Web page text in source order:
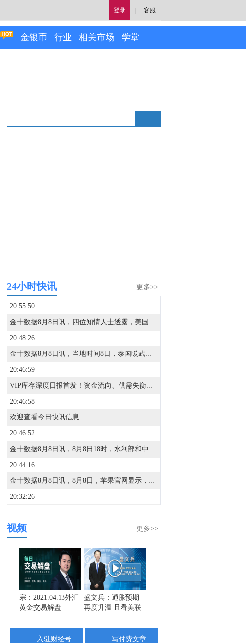
登录 客服
金银币 行业 相关市场 学堂
更多>>
24小时快讯
20:55:50
金十数据8月8日讯，四位知情人士透露，美国众议院民主党人正在为可能重新掌权做准备，他们正在制定一项广泛的调查策略，目标是瞄准特朗普周围的企业和金融机构，而不是立即试图弹劾他。消息人士称，众议院资深民主党人和委员会助手已讨论过通过听证会、传票和文件索取要求，从与特朗普政治和商业圈子相关的实体获取记录。他们认为，调查私营公司和外部金融参与者，将比直接对抗可能会抵制监督的白宫更有成效。参与规划的民主党人设想在11月中期选举后，利用众议院的调查权来审查政府的决策过程，并调查特朗普是否利用职权为自己、盟友或捐助者谋利。
20:48:26
金十数据8月8日讯，当地时间8日，泰国暖武里府校园枪击案事发学校在社交媒体发文，悼念一名在枪击事件中中枪身亡的该校女学生。根据统计，暖武里府校园枪击案死亡人数升至9人。当地时间7日上午，泰国首都曼谷以北的暖武里府一所中学发生枪击事件。据泰国警方消息，这名枪手先是在家枪杀了自己的祖父母，之后到校园行凶。警方称枪手饮弹自尽前开了26枪，随身的包里还有更多子弹。（央视新闻）
20:46:59
VIP库存深度日报首发！资金流向、供需失衡一眼看透，VIP限时95折，解锁40+项权益>>
20:46:58
欢迎查看今日快讯信息
20:46:52
金十数据8月8日讯，8月8日18时，水利部和中国气象局联合对浙江省23个连片县（市、区）发布红色山洪灾害气象预警，根据《水利部水旱灾害防御应急响应工作规程》，水利部于8月8日20时将针对浙江省洪水防御Ⅳ级应急响应提升至Ⅲ级，督促指导地方水利部门密切监视雨情水情发展变化，强化监测预报预警，滚动会商分析研判，夯实人员转移避险“谁组织、转移谁、何时转、转何处、不擅返”五个关键环节责任和措施，聚焦涉水旅游景区、养老机构、休闲度假场所、农家乐、施工营地、易受洪水冲击的交通道路等关键区域，落实人员转移避险方案，全力确保人民群众生命安全。目前，水利部派出的工作组正在浙江省台风暴雨洪水防御一线协助指导。（央视新闻）
20:44:16
金十数据8月8日讯，8月8日，苹果官网显示，Apple智能可配合阿里巴巴千问模型工作。阿里千问将作为AI能力集成至Apple智能，为iOS、iPadOS、macOS和visionOS的中国用户带来智能体验。用户无需在应用间切换，即可在Apple设备上直接体验千问的文本与图像理解、内容生成等能力。同日，网信办发布7款提供手机端侧生成式人工智能服务备案信息，其中包括苹果智能、华为小艺大模型、OPPOAndesGPT大模型等。（21财经）
20:32:26
20:29:05
20:24:46
20:22:18
更多>>
视频
宗：2021.04.13外汇
黄金交易解盘
盛文兵：通胀预期
再度升温 且看美联
入驻财经号
写付费文章